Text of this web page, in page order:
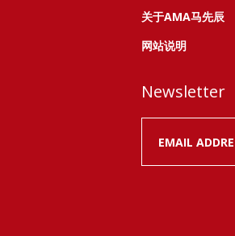
关于AMA马先辰
网站说明
Newsletter